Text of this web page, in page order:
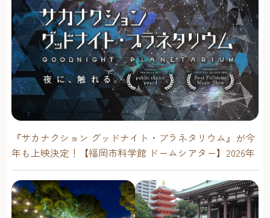
『サカナクション グッドナイト・プラネタリウム』が今
年も上映決定！【福岡市科学館 ドームシアター】2026年